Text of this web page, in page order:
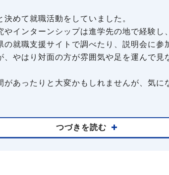
めて就職活動をしていました。
やインターンシップは進学先の地で経験
の就職支援サイトで調べたり、説明会に参
、やはり対面の方が雰囲気や足を運んで見
があったりと大変かもしれませんが、気
つづきを読む